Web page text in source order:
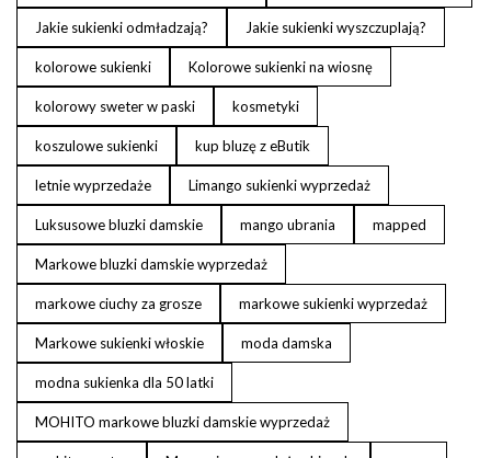
Jakie sukienki odmładzają? Jakie sukienki wyszczuplają?
kolorowe sukienki Kolorowe sukienki na wiosnę
kolorowy sweter w paski kosmetyki
koszulowe sukienki kup bluzę z eButik
letnie wyprzedaże Limango sukienki wyprzedaż
Luksusowe bluzki damskie mango ubrania mapped
Markowe bluzki damskie wyprzedaż
markowe ciuchy za grosze markowe sukienki wyprzedaż
Markowe sukienki włoskie moda damska
modna sukienka dla 50 latki
MOHITO markowe bluzki damskie wyprzedaż